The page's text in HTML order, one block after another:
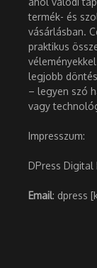
termék- és
vásárlásban.
praktikus
legjobb
– legyen szó
vagy
Impresszum:
DPress Digital
Email: dpress